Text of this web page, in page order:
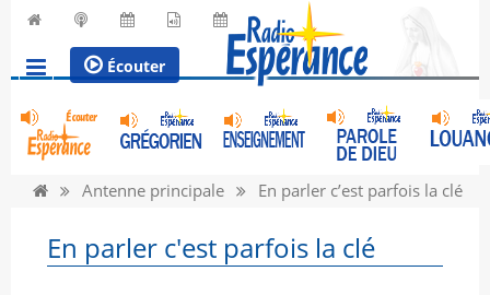
Écouter
Antenne principale En parler c’est parfois la clé
En parler c'est parfois la clé